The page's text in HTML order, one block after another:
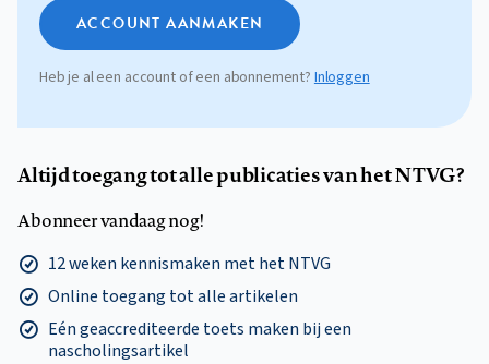
ACCOUNT AANMAKEN
Heb je al een account of een abonnement? Inloggen
Altijd toegang tot alle publicaties van het NTVG?
Abonneer vandaag nog!
12 weken kennismaken met het NTVG
Online toegang tot alle artikelen
Eén geaccrediteerde toets maken bij een
nascholingsartikel